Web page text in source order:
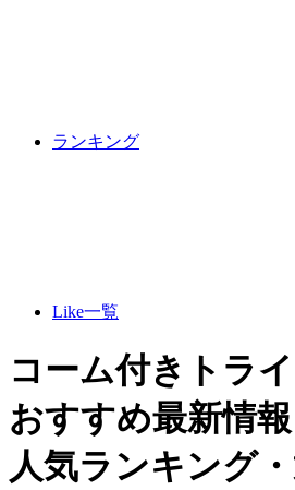
ランキング
Like一覧
コーム付きトラ
おすすめ最新情
人気ランキング